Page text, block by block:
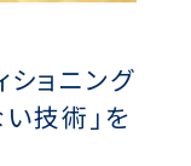
ショニング
技術」を